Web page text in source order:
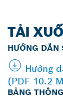
TẢI
HƯỚNG DẪN
Hướng
(PDF 10.2
BẢNG